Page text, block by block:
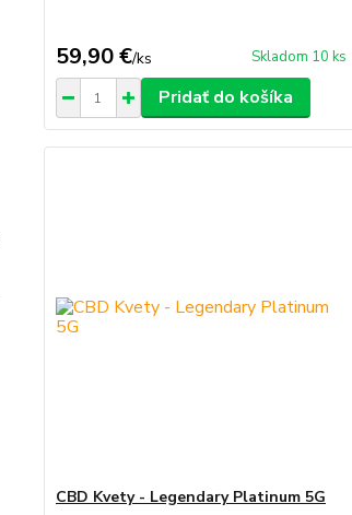
59,90 €/ks Skladom 10 ks
Pridať do košíka
CBD Kvety - Legendary Platinum 5G